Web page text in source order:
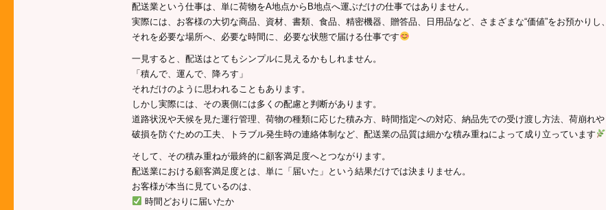
配送業という仕事は、単に荷物をA地点からB地点へ運ぶだけの仕事ではありません。
実際には、お客様の大切な商品、資材、書類、食品、精密機器、贈答品、日用品など、さまざまな“価値”をお預かりし、
それを必要な場所へ、必要な時間に、必要な状態で届ける仕事です
一見すると、配送はとてもシンプルに見えるかもしれません。
「積んで、運んで、降ろす」
それだけのように思われることもあります。
しかし実際には、その裏側には多くの配慮と判断があります。
道路状況や天候を見た運行管理、荷物の種類に応じた積み方、時間指定への対応、納品先での受け渡し方法、荷崩れや
破損を防ぐための工夫、トラブル発生時の連絡体制など、配送業の品質は細かな積み重ねによって成り立っています
そして、その積み重ねが最終的に顧客満足度へとつながります。
配送業における顧客満足度とは、単に「届いた」という結果だけでは決まりません。
お客様が本当に見ているのは、
時間どおりに届いたか